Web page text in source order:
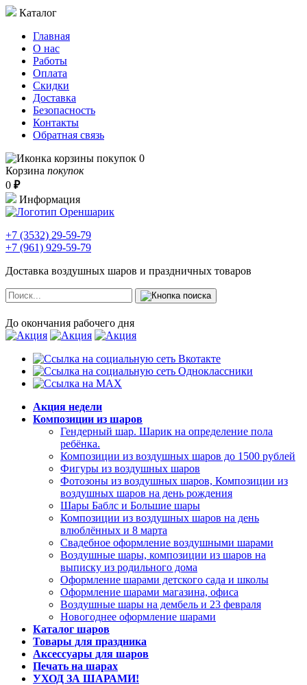
Каталог
Главная
О нас
Работы
Оплата
Скидки
Доставка
Безопасность
Контакты
Обратная связь
0
Корзина покупок
0 ₽
Информация
+7 (3532) 29-59-79
+7 (961) 929-59-79
Доставка воздушных шаров и праздничных товаров
До окончания рабочего дня
Акция недели
Композиции из шаров
Гендерный шар. Шарик на определение пола
ребёнка.
Композиции из воздушных шаров до 1500 рублей
Фигуры из воздушных шаров
Фотозоны из воздушных шаров, Композиции из
воздушных шаров на день рождения
Шары Баблс и Большие шары
Композиции из воздушных шаров на день
влюблённых и 8 марта
Свадебное оформление воздушными шарами
Воздушные шары, композиции из шаров на
выписку из родильного дома
Оформление шарами детского сада и школы
Оформление шарами магазина, офиса
Воздушные шары на дембель и 23 февраля
Новогоднее оформление шарами
Каталог шаров
Товары для праздника
Аксессуары для шаров
Печать на шарах
УХОД ЗА ШАРАМИ!